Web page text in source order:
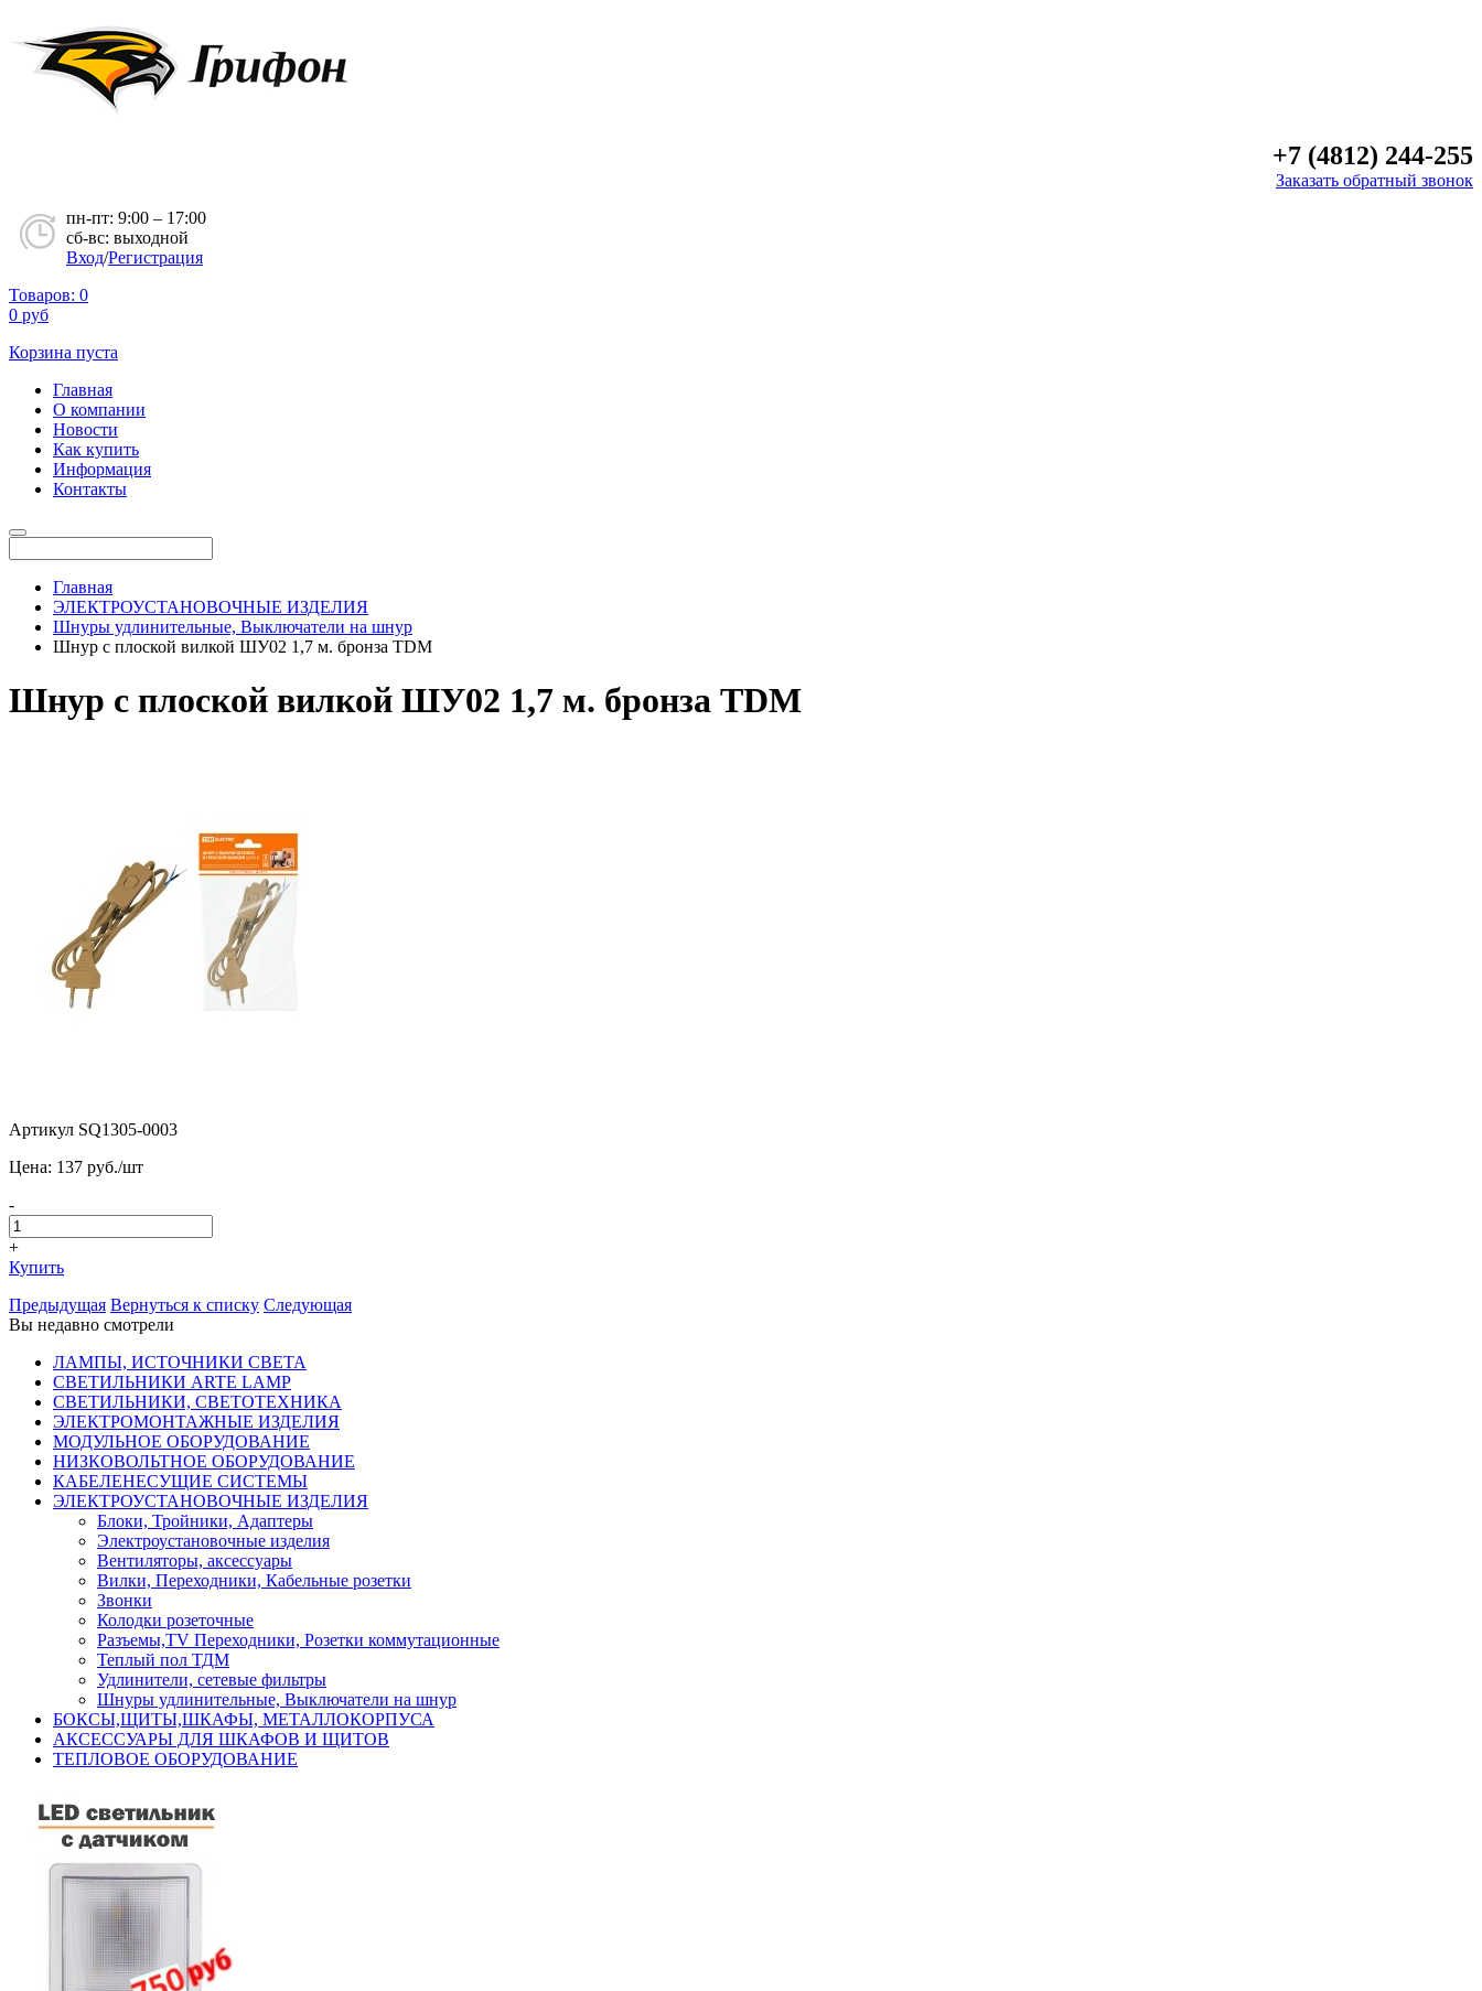
+7 (4812) 244-255
Заказать обратный звонок
пн-пт: 9:00 – 17:00
сб-вс: выходной
Вход/Регистрация
Товаров: 0
0 руб
Корзина пуста
Главная
О компании
Новости
Как купить
Информация
Контакты
Главная
ЭЛЕКТРОУСТАНОВОЧНЫЕ ИЗДЕЛИЯ
Шнуры удлинительные, Выключатели на шнур
Шнур с плоской вилкой ШУ02 1,7 м. бронза TDM
Шнур с плоской вилкой ШУ02 1,7 м. бронза TDM
Артикул SQ1305-0003
Цена: 137 pуб./шт
-
+
Купить
Предыдущая Вернуться к списку Следующая
Вы недавно смотрели
ЛАМПЫ, ИСТОЧНИКИ СВЕТА
СВЕТИЛЬНИКИ ARTE LAMP
СВЕТИЛЬНИКИ, СВЕТОТЕХНИКА
ЭЛЕКТРОМОНТАЖНЫЕ ИЗДЕЛИЯ
МОДУЛЬНОЕ ОБОРУДОВАНИЕ
НИЗКОВОЛЬТНОЕ ОБОРУДОВАНИЕ
КАБЕЛЕНЕСУЩИЕ СИСТЕМЫ
ЭЛЕКТРОУСТАНОВОЧНЫЕ ИЗДЕЛИЯ
Блоки, Тройники, Адаптеры
Электроустановочные изделия
Вентиляторы, аксессуары
Вилки, Переходники, Кабельные розетки
Звонки
Колодки розеточные
Разъемы,TV Переходники, Розетки коммутационные
Теплый пол ТДМ
Удлинители, сетевые фильтры
Шнуры удлинительные, Выключатели на шнур
БОКСЫ,ЩИТЫ,ШКАФЫ, МЕТАЛЛОКОРПУСА
АКСЕССУАРЫ ДЛЯ ШКАФОВ И ЩИТОВ
ТЕПЛОВОЕ ОБОРУДОВАНИЕ